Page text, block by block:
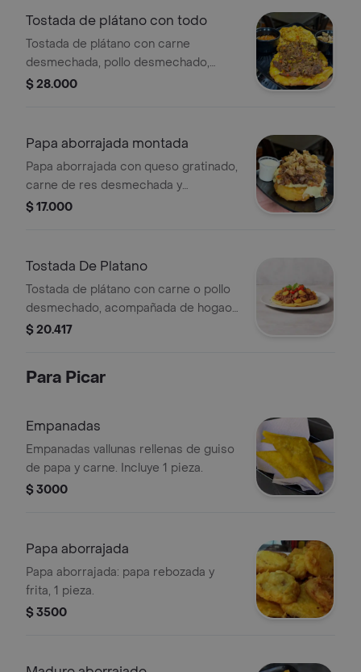
Tostada de plátano con todo
Tostada de plátano con carne
desmechada, pollo desmechado,
chicharrón y hogao de la casa.
$ 28.000
Papa aborrajada montada
Papa aborrajada con queso gratinado,
carne de res desmechada y
complemento a elegir
$ 17.000
Tostada De Platano
Tostada de plátano con carne o pollo
desmechado, acompañada de hogao
y decorada con tomates cherry.
$ 20.417
Para Picar
Empanadas
Empanadas vallunas rellenas de guiso
de papa y carne. Incluye 1 pieza.
$ 3000
Papa aborrajada
Papa aborrajada: papa rebozada y
frita, 1 pieza.
$ 3500